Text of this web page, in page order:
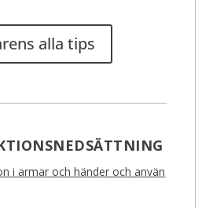
alla tips
i armar och händer och använ